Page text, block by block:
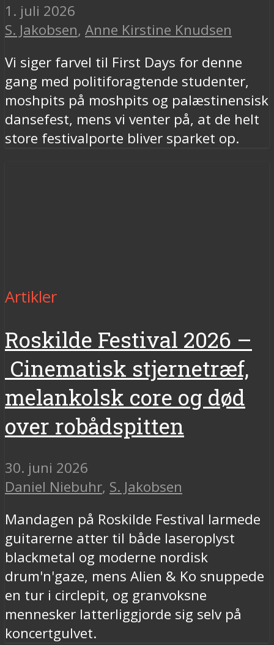
1. juli 2026
S. Jakobsen, Anne Kirstine Knudsen
Vi siger farvel til First Days for denne
gang med politiforagtende studenter,
moshpits på moshpits og palæstinensisk
dansefest, mens vi venter på, at de helt
store festivalporte bliver sparket op.
Artikler
Roskilde Festival 2026 –
Cinematisk stjernetræf,
melankolsk core og død
over robådspitten
30. juni 2026
Daniel Niebuhr, S. Jakobsen
Mandagen på Roskilde Festival larmede
guitarerne atter til både laseroplyst
blackmetal og moderne nordisk
drum'n'gaze, mens Alien & Ko snuppede
en tur i circlepit, og granvoksne
mennesker latterliggjorde sig selv på
koncertgulvet.